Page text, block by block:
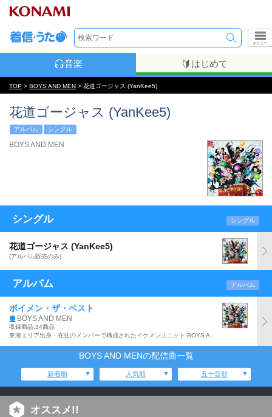
メニュー
音楽 はじめて
TOP > BOYS AND MEN > 花道ゴージャス (YanKee5)
花道ゴージャス (YanKee5)
アルバム シングル
BOYS AND MEN
シングル シングル
花道ゴージャス (YanKee5)
(アルバム販売のみ)
アルバム アルバム
ボイメン・ザ・ベスト
BOYS AND MEN
収録商品:34商品
BOYS AND MENの配信曲一覧
新着順 人気順 五十音順
オススメ!!